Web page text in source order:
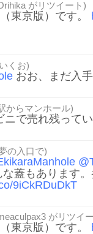
がリツイート)
東京版）です。
くお)
おお、まだ入
からマンホール)
ニで売れ残って
の入口で)
蓋もあります
9iCkRDuDkT
がリツイ
東京版）です。